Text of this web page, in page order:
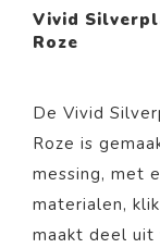
Vivid
Roze
De Vivid
Roze is
messing, met
materialen, klik
maakt deel uit